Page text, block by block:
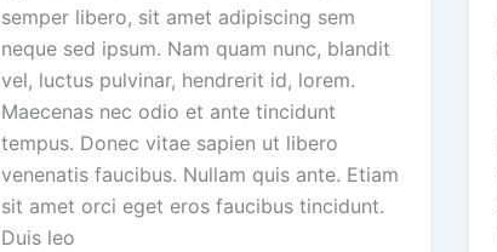
semper libero, sit amet adipiscing sem
neque sed ipsum. Nam quam nunc, blandit
vel, luctus pulvinar, hendrerit id, lorem.
Maecenas nec odio et ante tincidunt
tempus. Donec vitae sapien ut libero
venenatis faucibus. Nullam quis ante. Etiam
sit amet orci eget eros faucibus tincidunt.
Duis leo